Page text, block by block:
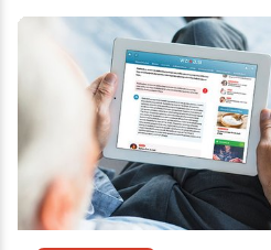
stegen močne k...